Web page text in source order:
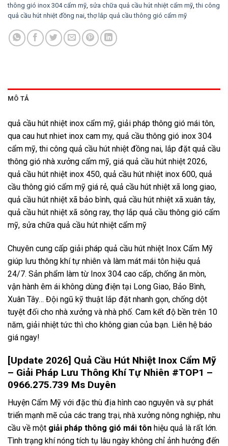
thông gió inox 304 cẩm mỹ sửa chữa quả cầu hút nhiệt cẩm mỹ ,thi công
quả cầu hút nhiệt đồng nai ,thợ lắp quả cầu thông gió cẩm mỹ
MÔ TẢ
quả cầu hút nhiệt inox cẩm mỹ, giải pháp thông gió mái tôn,
qua cau hut nhiet inox cam my, quả cầu thông gió inox 304
cẩm mỹ, thi công quả cầu hút nhiệt đồng nai, lắp đặt quả cầu
thông gió nhà xưởng cẩm mỹ, giá quả cầu hút nhiệt 2026,
quả cầu hút nhiệt inox 450, quả cầu hút nhiệt inox 600, quả
cầu thông gió cẩm mỹ giá rẻ, quả cầu hút nhiệt xã long giao,
quả cầu hút nhiệt xã bảo bình, quả cầu hút nhiệt xã xuân tây,
quả cầu hút nhiệt xã sông ray, thợ lắp quả cầu thông gió cẩm
mỹ, sửa chữa quả cầu hút nhiệt cẩm mỹ
Chuyên cung cấp giải pháp quả cầu hút nhiệt Inox Cẩm Mỹ
giúp lưu thông khí tự nhiên và làm mát mái tôn hiệu quả
24/7. Sản phẩm làm từ Inox 304 cao cấp, chống ăn mòn,
vận hành êm ái không dùng điện tại Long Giao, Bảo Bình,
Xuân Tây… Đội ngũ kỹ thuật lắp đặt nhanh gọn, chống dột
tuyệt đối cho nhà xưởng và nhà phố. Cam kết độ bền trên 10
năm, giải nhiệt tức thì cho không gian của bạn. Liên hệ báo
giá ngay!
[Update 2026] Quả Cầu Hút Nhiệt Inox Cẩm Mỹ
– Giải Pháp Lưu Thông Khí Tự Nhiên #TOP1 –
0966.275.739 Ms Duyên
Huyện Cẩm Mỹ với đặc thù địa hình cao nguyên và sự phát
triển mạnh mẽ của các trang trại, nhà xưởng nông nghiệp, nhu
cầu về một giải pháp thông gió mái tôn hiệu quả là rất lớn.
Tình trạng khí nóng tích tụ lâu ngày không chỉ ảnh hưởng đến